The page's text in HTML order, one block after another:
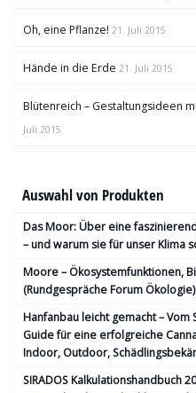
Oh, eine Pflanze! 21. Juli 2015
Hände in die Erde 21. Juli 2015
Blütenreich – Gestaltungsideen
Juli 2015
Auswahl von Produkten
Das Moor: Über eine
– und warum sie für unser Klima
Moore – Ökosystemfunktionen,
(Rundgespräche Forum Ökologie)
Hanfanbau leicht gemacht –
Guide für eine erfolgreiche
Indoor, Outdoor,
SIRADOS Kalkulationshandbuch